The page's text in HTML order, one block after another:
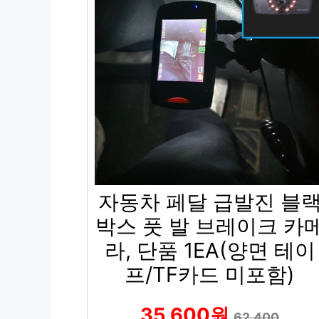
자동차 페달 급발진 블
박스 풋 발 브레이크 카
라, 단품 1EA(양면 테이
프/TF카드 미포함)